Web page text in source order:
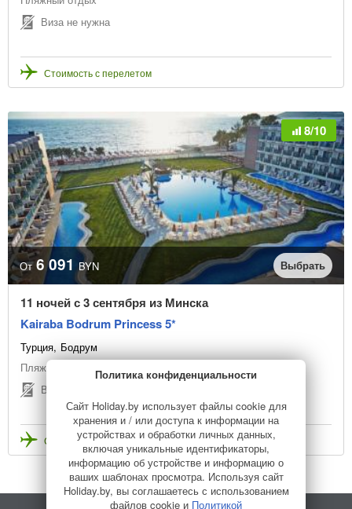
Виза не нужна
Стоимость с перелетом
8/10
От 6 091 BYN Выбрать
11 ночей с 3 сентября из Минска
Kairaba Bodrum Princess 5*
Турция Бодрум
Пляжный отдых
Виза не нужна
Стоимость с перелетом
Политика конфиденциальности
Сайт Holiday.by использует файлы cookie для
хранения и / или доступа к информации на
устройствах и обработки личных данных,
включая уникальные идентификаторы,
информацию об устройстве и информацию о
ваших шаблонах просмотра. Используя сайт
Holiday.by, вы соглашаетесь с использованием
файлов cookie и Политикой